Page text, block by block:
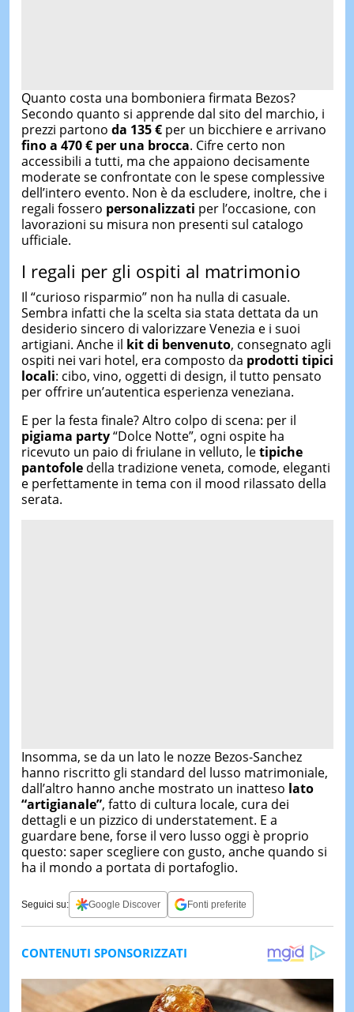
Quanto costa una bomboniera firmata Bezos?
Secondo quanto si apprende dal sito del marchio, i
prezzi partono da 135 €per un bicchiere e arrivano
fino a 470 € per una brocca. Cifre certo non
accessibili a tutti, ma che appaiono decisamente
moderate se confrontate con le spese complessive
dell’intero evento. Non è da escludere, inoltre, che i
regali fossero personalizzati per l’occasione, con
lavorazioni su misura non presenti sul catalogo
ufficiale.
I regali per gli ospiti al matrimonio
Il “curioso risparmio” non ha nulla di casuale.
Sembra infatti che la scelta sia stata dettata da un
desiderio sincero di valorizzare Venezia e i suoi
artigiani. Anche il kit di benvenuto, consegnato agli
ospiti nei vari hotel, era composto da prodotti tipici
locali: cibo, vino, oggetti di design, il tutto pensato
per offrire un’autentica esperienza veneziana.
E per la festa finale? Altro colpo di scena: per il
pigiama party“Dolce Notte”, ogni ospite ha
ricevuto un paio di friulane in velluto, letipiche
pantofoledella tradizione veneta, comode, eleganti
e perfettamente in tema con il mood rilassato della
serata.
Insomma, se da un lato le nozze Bezos-Sanchez
hanno riscritto gli standard del lusso matrimoniale,
dall’altro hanno anche mostrato un inatteso lato
“artigianale”, fatto di cultura locale, cura dei
dettagli e un pizzico di understatement. E a
guardare bene, forse il vero lusso oggi è proprio
questo: saper scegliere con gusto, anche quando si
ha il mondo a portata di portafoglio.
Seguici su: Google Discover Fonti preferite